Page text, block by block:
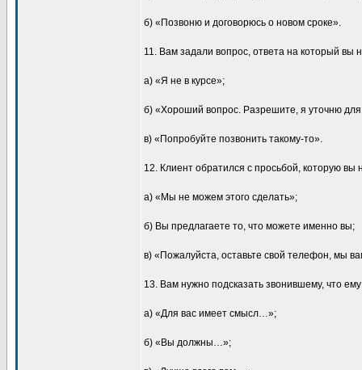
б) «Позвоню и договорюсь о новом сроке».
11. Вам задали вопрос, ответа на который вы
а) «Я не в курсе»;
б) «Хороший вопрос. Разрешите, я уточню
в) «Попробуйте позвонить такому-то».
12. Клиент обратился с просьбой, которую
а) «Мы не можем этого сделать»;
б) Вы предлагаете то, что можете именно вы;
в) «Пожалуйста, оставьте свой телефон, мы
13. Вам нужно подсказать звонившему, что
а) «Для вас имеет смысл…»;
б) «Вы должны…»;